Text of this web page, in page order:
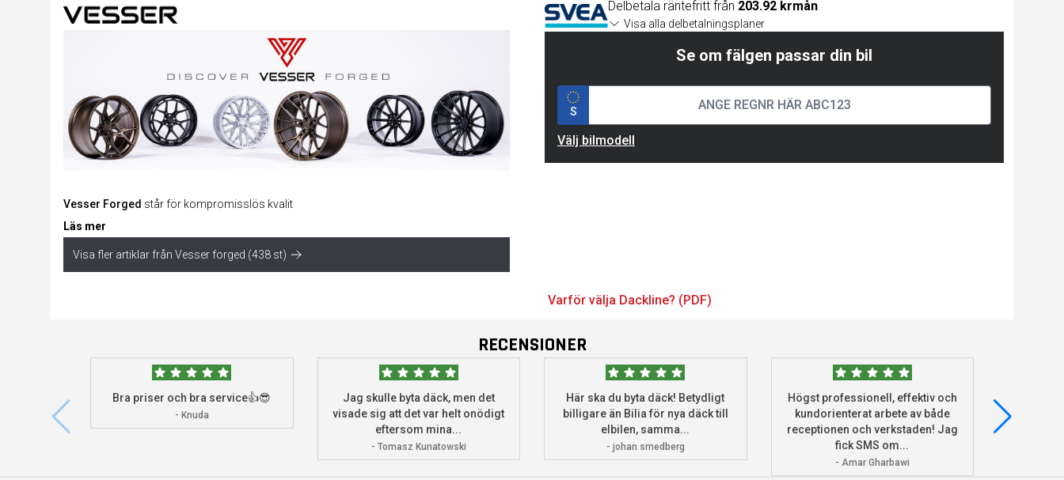
Delbetala räntefritt från 203.92 krmån
Visa alla delbetalningsplaner
Se om fälgen passar din bil
S
Välj bilmodell
Vesser Forged står för kompromisslös kvalit
Läs mer
Visa fler artiklar från Vesser forged (438 st)
Varför välja Dackline? (PDF)
RECENSIONER
Bra priser och bra service👍😎
- Knuda
Jag skulle byta däck, men det
visade sig att det var helt onödigt
eftersom mina...
- Tomasz Kunatowski
Här ska du byta däck! Betydligt
billigare än Bilia för nya däck till
elbilen, samma...
- johan smedberg
Högst professionell, effektiv och
kundorienterat arbete av både
receptionen och verkstaden! Jag
fick SMS om...
- Amar Gharbawi
deras